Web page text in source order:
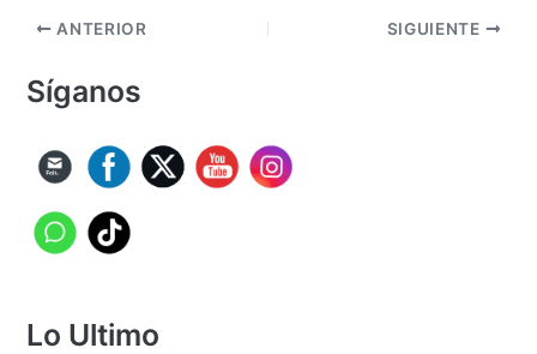
ANTERIOR SIGUIENTE
Síganos
Lo Ultimo